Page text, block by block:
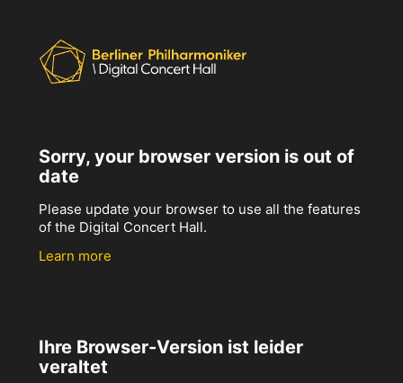
Sorry, your browser version is out of
date
Please update your browser to use all the features
of the Digital Concert Hall.
Learn more
Ihre Browser-Version ist leider
veraltet